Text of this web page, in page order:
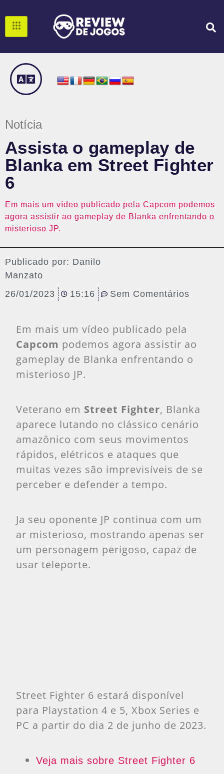
Notícia
Assista o gameplay de
Blanka em Street Fighter
6
Em mais um vídeo publicado pela Capcom podemos
agora assistir ao gameplay de Blanka enfrentando o
misterioso JP.
Publicado por: Danilo
Manzato
26/01/2023
15:16 Sem Comentários
Em mais um vídeo publicado pela
Capcom podemos agora assistir ao
gameplay de Blanka enfrentando o
misterioso JP.
Veterano em Street Fighter, Blanka
aparece lutando no clássico cenário
amazônico com seus movimentos
rápidos, elétricos e ataques que
muitas vezes são imprevisíveis de se
perceber e defender a tempo.
Ja seu oponente JP continua com um
ar misterioso, mostrando apenas ser
um personagem perigoso, capaz de
usar teleporte.
Street Fighter 6 estará disponível
para Playstation 4 e 5, Xbox Series e
PC a partir do dia 2 de junho de 2023.
Veja mais sobre Street Fighter 6